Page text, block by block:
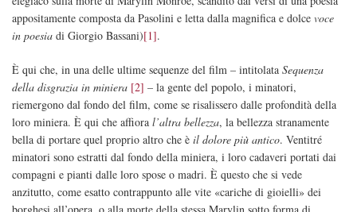
appositamente composta da Pasolini e letta dalla magnifica e dolce voce
in poesia di Giorgio Bassani)[1].
È qui che, in una delle ultime sequenze del film – intitolata Sequenza
della disgrazia in miniera [2] – la gente del popolo, i minatori,
riemergono dal fondo del film, come se risalissero dalle profondità della
loro miniera. È qui che affiora l’altra bellezza, la bellezza stranamente
bella di portare quel proprio altro che è il dolore più antico. Ventitré
minatori sono estratti dal fondo della miniera, i loro cadaveri portati dai
compagni e pianti dalle loro spose o madri. È questo che si vede
anzitutto, come esatto contrappunto alle vite «cariche di gioielli» dei
borghesi all’opera, o alla morte della stessa Marylin sotto forma di